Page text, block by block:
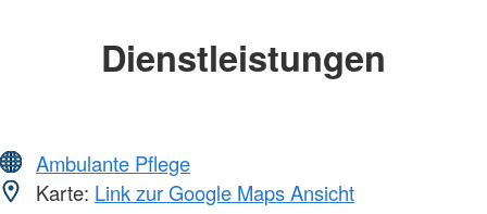
Dienstleistungen
Ambulante Pflege
Karte: Link zur Google Maps Ansicht